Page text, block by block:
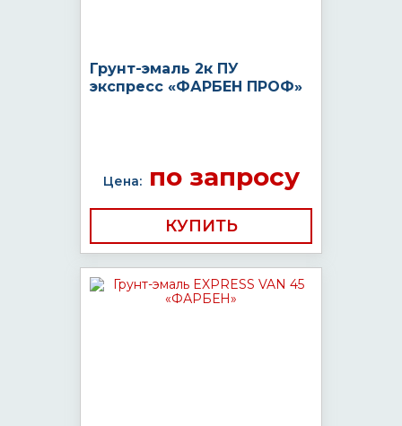
Грунт-эмаль 2к ПУ
экспресс «ФАРБЕН ПРОФ»
Цена:по запросу
КУПИТЬ